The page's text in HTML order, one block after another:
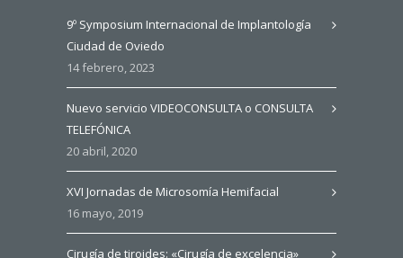
9º Symposium Internacional de Implantología
Ciudad de Oviedo
14 febrero, 2023
Nuevo servicio VIDEOCONSULTA o CONSULTA
TELEFÓNICA
20 abril, 2020
XVI Jornadas de Microsomía Hemifacial
16 mayo, 2019
Cirugía de tiroides: «Cirugía de excelencia»